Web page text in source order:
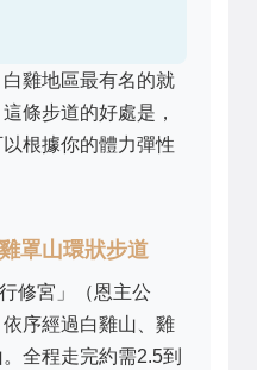
雞地區最有名的就
條步道的好處是，
根據你的體力彈性
罩山環狀步道
修宮」（恩主公
序經過白雞山、雞
全程走完約需2.5到